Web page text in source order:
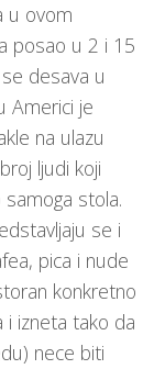
u ovom
posao u 2 i 15
desava u
Americi je
na ulazu
ljudi koji
stola.
se i
pica i nude
konkretno
i izneta tako da
nece biti